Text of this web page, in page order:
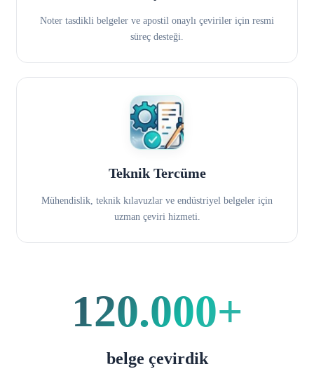
Noter tasdikli belgeler ve apostil onaylı çeviriler için resmi
süreç desteği.
Teknik Tercüme
Mühendislik, teknik kılavuzlar ve endüstriyel belgeler için
uzman çeviri hizmeti.
120.000+
belge çevirdik